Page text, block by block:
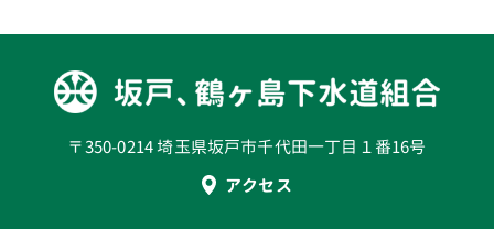
〒350-0214 埼玉県坂戸市千代田一丁目１番16号
アクセス